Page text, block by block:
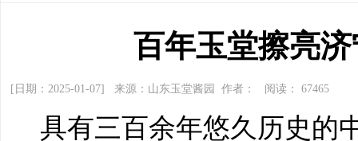
百年玉堂擦亮
[日期：2025-01-07] 来源：山东玉堂酱园 作者： 阅读： 67465
具有三百余年悠久历史的